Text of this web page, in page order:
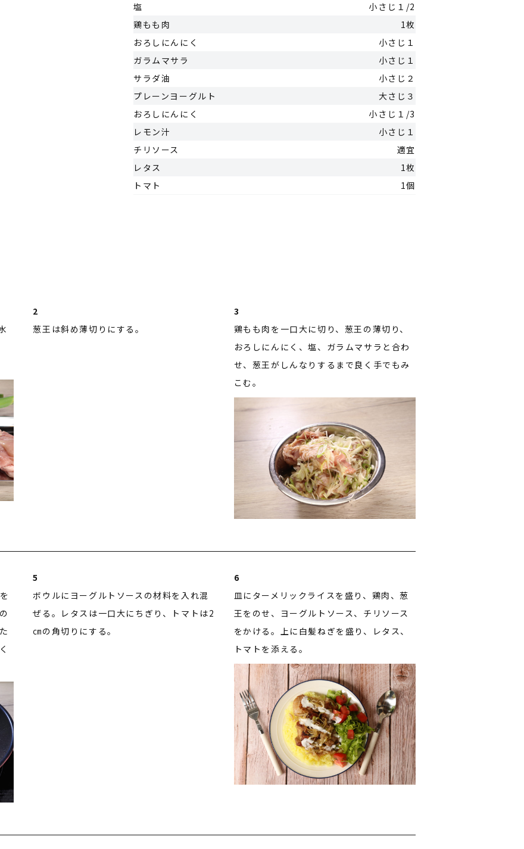
塩
小さじ１/2
鶏もも肉
1枚
おろしにんにく
小さじ１
ガラムマサラ
小さじ１
サラダ油
小さじ２
プレーンヨーグルト
大さじ３
おろしにんにく
小さじ１/3
レモン汁
小さじ１
チリソース
適宜
レタス
1枚
トマト
1個
2
葱王は斜め薄切りにする。
3
鶏もも肉を一口大に切り、葱王の薄切り、
おろしにんにく、塩、ガラムマサラと合わ
せ、葱王がしんなりするまで良く手でもみ
こむ。
5
ボウルにヨーグルトソースの材料を入れ混
ぜる。レタスは一口大にちぎり、トマトは2
㎝の角切りにする。
6
皿にターメリックライスを盛り、鶏肉、葱
王をのせ、ヨーグルトソース、チリソース
をかける。上に白髪ねぎを盛り、レタス、
トマトを添える。